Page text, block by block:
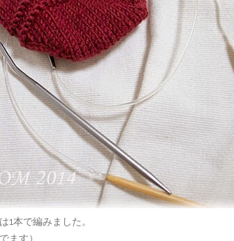
1本で編みました。
ます）